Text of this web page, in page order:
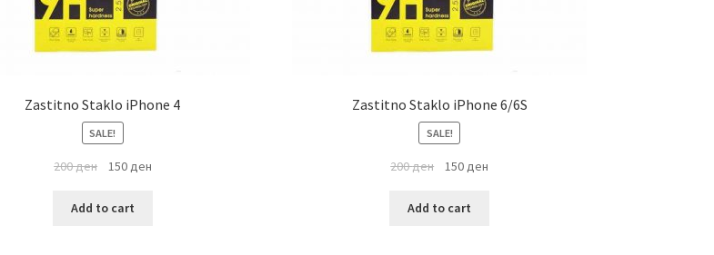
Zastitno Staklo iPhone 4
SALE!
200ден 150ден
Add to cart
Zastitno Staklo iPhone 6/6S
SALE!
200ден 150ден
Add to cart